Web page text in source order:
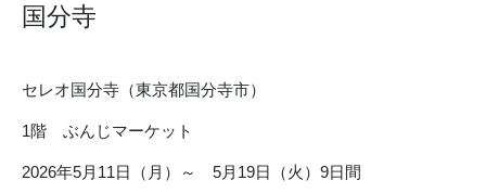
国分寺
セレオ国分寺（東京都国分寺市）
1階 ぶんじマーケット
2026年5月11日（月）～ 5月19日（火）9日間